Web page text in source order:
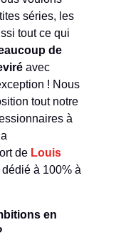
séries, les
tout ce qui
de
avec
! Nous
tout notre
à
de Louis
à 100% à
en